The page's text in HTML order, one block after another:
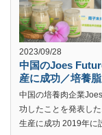
2023/09/28
中国のJoes
産に成功／培養
中国の培養肉企業
功したことを発表し
生産に成功 2019年に